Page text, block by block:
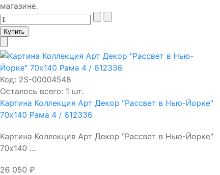
магазине.
Код: 2S-00004548
Осталось всего: 1 шт.
Картина Коллекция Арт Декор "Рассвет в Нью-Йорке"
70х140 Рама 4 / 612336
Картина Коллекция Арт Декор "Рассвет в Нью-Йорке"
70х140 ...
26 050 ₽